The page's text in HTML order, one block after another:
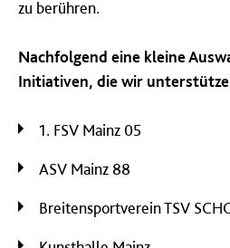
zu berühren.
Nachfolgend eine kleine
Initiativen, die wir
1. FSV Mainz 05
ASV Mainz 88
Breitensportverein TSV